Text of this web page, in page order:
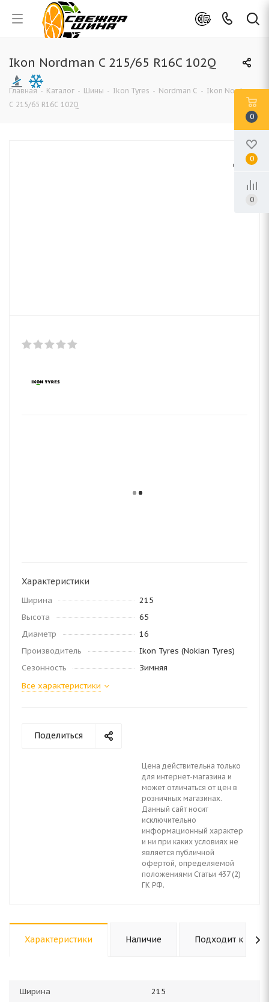
Ikon Nordman C 215/65 R16C 102Q
Главная - Каталог - Шины - Ikon Tyres - Nordman C - Ikon Nordman
C 215/65 R16C 102Q
Характеристики
Ширина
215
Высота
65
Диаметр
16
Производитель
Ikon Tyres (Nokian Tyres)
Сезонность
Зимняя
Все характеристики
Поделиться
Цена действительна только
для интернет-магазина и
может отличаться от цен в
розничных магазинах.
Данный сайт носит
исключительно
информационный характер
и ни при каких условиях не
является публичной
офертой, определяемой
положениями Статьи 437 (2)
ГК РФ.
Характеристики Наличие Подходит к авто
Ширина 215
0
0
0